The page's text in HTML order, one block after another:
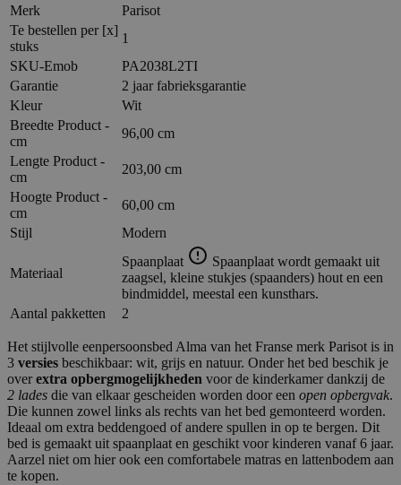
Merk
Parisot
Te bestellen per [x]
stuks
1
SKU-Emob
PA2038L2TI
Garantie
2 jaar fabrieksgarantie
Kleur
Wit
Breedte Product -
cm
96,00 cm
Lengte Product -
cm
203,00 cm
Hoogte Product -
cm
60,00 cm
Stijl
Modern
Materiaal
Spaanplaat
Spaanplaat wordt gemaakt uit
zaagsel, kleine stukjes (spaanders) hout en een
bindmiddel, meestal een kunsthars.
Aantal pakketten
2
Het stijlvolle eenpersoonsbed Alma van het Franse merk Parisot is in
3 versies beschikbaar: wit, grijs en natuur. Onder het bed beschik je
overextra opbergmogelijkheden voor de kinderkamer dankzij de
2 lades die van elkaar gescheiden worden door een open opbergvak.
Die kunnen zowel links als rechts van het bed gemonteerd worden.
Ideaal om extra beddengoed of andere spullen in op te bergen. Dit
bed is gemaakt uit spaanplaat en geschikt voor kinderen vanaf 6 jaar.
Aarzel niet om hier ook een comfortabele matras en lattenbodem aan
te kopen.